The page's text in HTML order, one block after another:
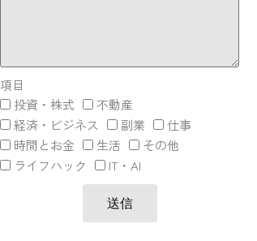
項目
投資・株式
不動産
経済・ビジネス
副業
仕事
時間とお金
生活
その他
ライフハック
IT・AI
送信